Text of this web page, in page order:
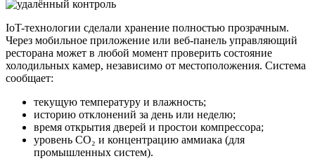
IoT-технологии сделали хранение полностью прозрачным.
Через мобильное приложение или веб-панель управляющий
ресторана может в любой момент проверить состояние
холодильных камер, независимо от местоположения. Система
сообщает:
текущую температуру и влажность;
историю отклонений за день или неделю;
время открытия дверей и простои компрессора;
уровень CO₂ и концентрацию аммиака (для
промышленных систем).